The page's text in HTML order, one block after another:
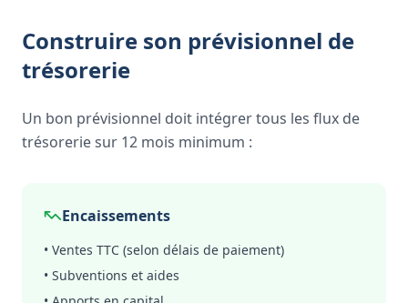
Construire son prévisionnel de
trésorerie
Un bon prévisionnel doit intégrer tous les flux de
trésorerie sur 12 mois minimum :
Encaissements
• Ventes TTC (selon délais de paiement)
• Subventions et aides